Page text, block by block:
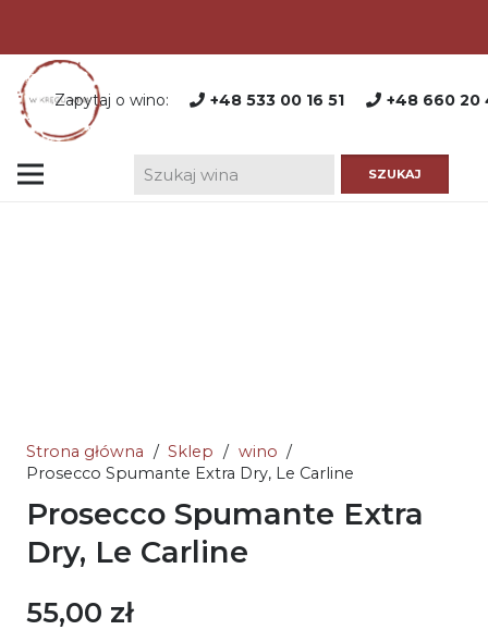
Zapytaj o wino: +48 533 00 16 51 +48 660 20
Strona główna / Sklep / wino /
Prosecco Spumante Extra Dry, Le Carline
Prosecco Spumante Extra
Dry, Le Carline
55,00 zł